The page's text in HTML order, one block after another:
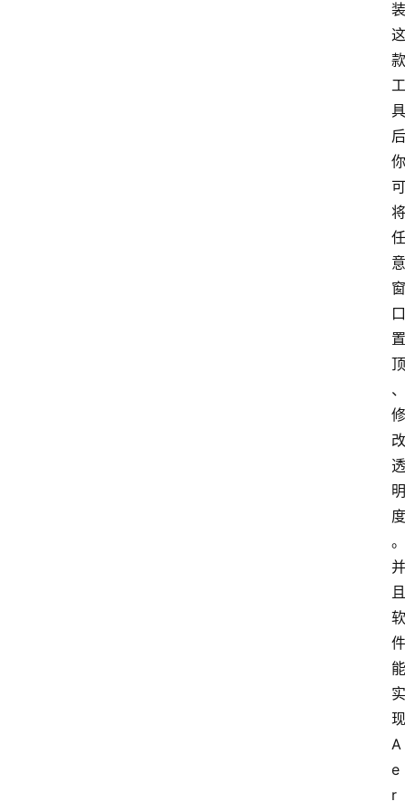
装
这
款
工
具
后
你
可
将
任
意
窗
口
置
顶
、
修
改
透
明
度
。
并
且
软
件
能
实
现
A
e
r